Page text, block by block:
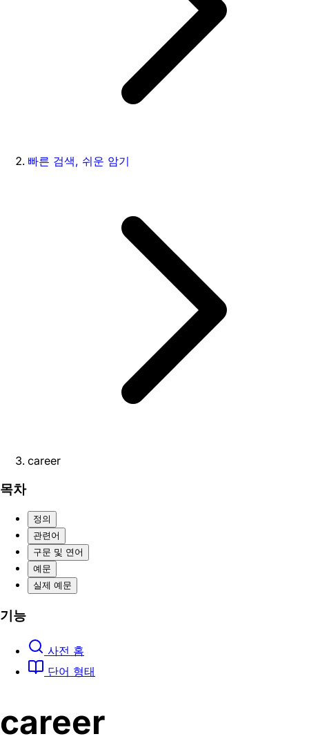
빠른 검색, 쉬운 암기
career
목차
정의
관련어
구문 및 연어
예문
실제 예문
기능
사전 홈
단어 형태
career